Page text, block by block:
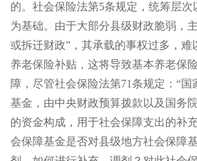
的。社会保险法第5条规定，统筹层
为基础。由于大部分县级财政脆弱，
或拆迁财政”，其承载的事权过多，难
养老保险补贴，这将导致基本养老保
障，尽管社会保险法第71条规定：“
基金，由中央财政预算拨款以及国务
的资金构成，用于社会保障支出的补
会保障基金是否对县级地方社会保障